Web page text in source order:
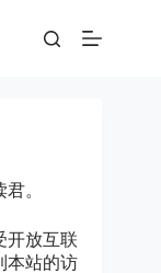
。
开放互联
本站的访